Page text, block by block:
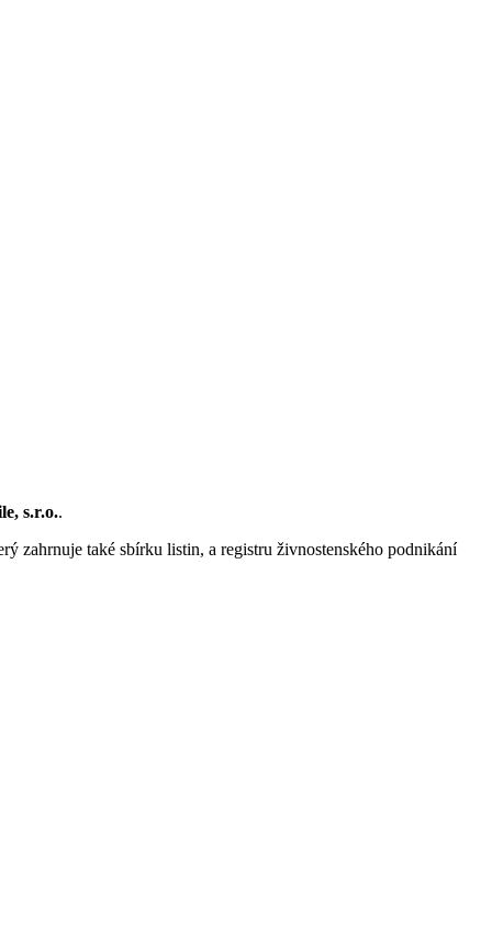
s.r.o..
zahrnuje také sbírku listin, a registru živnostenského podnikání